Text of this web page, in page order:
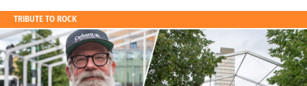
TRIBUTE TO ROCK